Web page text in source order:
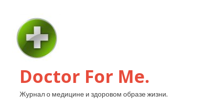
Doctor For Me.
Журнал о медицине и здоровом образе жизни.